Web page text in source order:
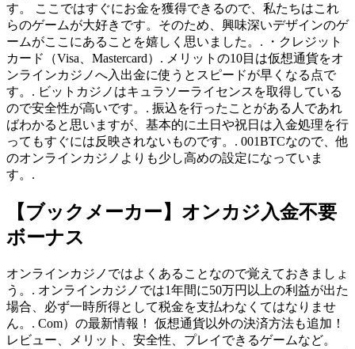
す。 ここではすぐにお金を獲得できるので、私たちはこれ
らのゲームが大好きです。そのため、興味深いデザインのゲ
ームがここにあることを嬉しく思いました。. ・クレジット
カード（Visa、Mastercard）. メリットの10目は仮想通貨をオ
ンラインカジノへ入出金に使うとスピードが早くなる点で
す。. ビットカジノはキュラソーライセンスを取得している
ので安全性が高いです。. 振込を行ったことがある人であれ
ばわかると思いますが、基本的に土日や祝日は入金処理を行
ってもすぐには反映されないものです。. 001BTCなので、他
のオンラインカジノよりも少し高めの設定になっていま
す。.
【ブックメーカー】オンカジ入金不要
ボーナス
オンラインカジノではよくあることなので覚えておきましょ
う。. オンラインカジノでは1年間に50万円以上の利益が出た
場合、必ず一時所得として税金を支払わなくてはなりませ
ん。. Com）の最新情報！ 仮想通貨以外の決済方法も追加！
レビュー、メリット、安全性、プレイできるゲームなど。